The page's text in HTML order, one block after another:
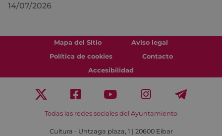
14/07/2026
Mapa del Sitio
Aviso legal
Política de cookies
Contacto
Accesibilidad
Todas las redes sociales del Ayuntamiento
Cultura - Untzaga plaza, 1 | 20600 Eibar